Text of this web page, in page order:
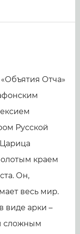
Отча»
Русской
краем
Он,
весь мир.
виде арки –
сложным